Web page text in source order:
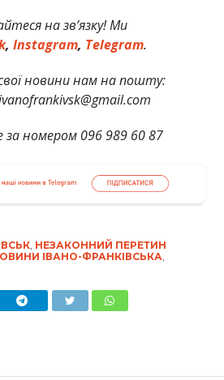
на зв’язку! Ми
, Instagram, Telegram.
новини нам на пошту:
за номером 096 989 60 87
, НЕЗАКОННИЙ ПЕРЕТИН
ІВАНО-ФРАНКІВСЬКА